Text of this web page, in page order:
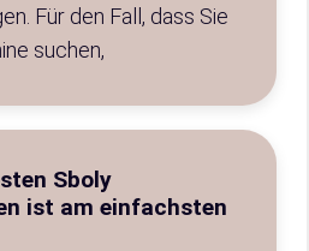
Für den Fall, dass Sie
suchen,
Sboly
ist am einfachsten